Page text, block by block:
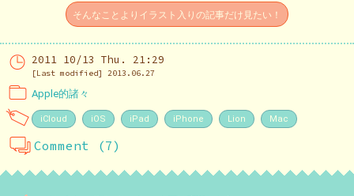
そんなことよりイラスト入りの記事だけ見たい！
2011 10/13 Thu. 21:29
[Last modified] 2013.06.27
Apple的諸々
iCloud iOS iPad iPhone Lion Mac
Comment (7)